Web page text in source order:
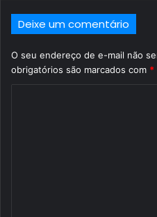
Deixe um comentário
O seu endereço de e-mail não
obrigatórios são marcados com *